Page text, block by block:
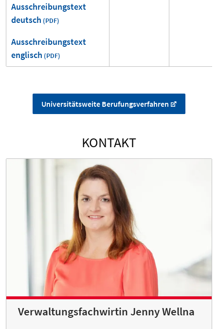
Ausschreibungstext
deutsch
Ausschreibungstext
englisch
Universitätsweite Berufungsverfahren
KONTAKT
Verwaltungsfachwirtin Jenny Wellna